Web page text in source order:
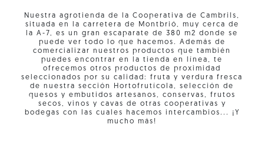
Nuestra agrotienda de la Cooperativa de Cambrils,
situada en la carretera de Montbrió, muy cerca de
la A-7, es un gran escaparate de 380 m2 donde se
puede ver todo lo que hacemos. Además de
comercializar nuestros productos que también
puedes encontrar en la tienda en línea, te
ofrecemos otros productos de proximidad
seleccionados por su calidad: fruta y verdura fresca
de nuestra sección Hortofrutícola, selección de
quesos y embutidos artesanos, conservas, frutos
secos, vinos y cavas de otras cooperativas y
bodegas con las cuales hacemos intercambios... ¡Y
mucho más!